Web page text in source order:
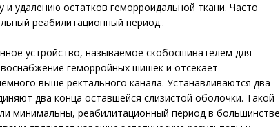
и удалению остатков геморроидальной ткани. Часто
реабилитационный период..
устройство, называемое скобосшивателем для
геморройных шишек и отсекает
выше ректального канала. Устанавливаются два
два конца оставшейся слизистой оболочки. Такой
минимальны, реабилитационный период в большинстве